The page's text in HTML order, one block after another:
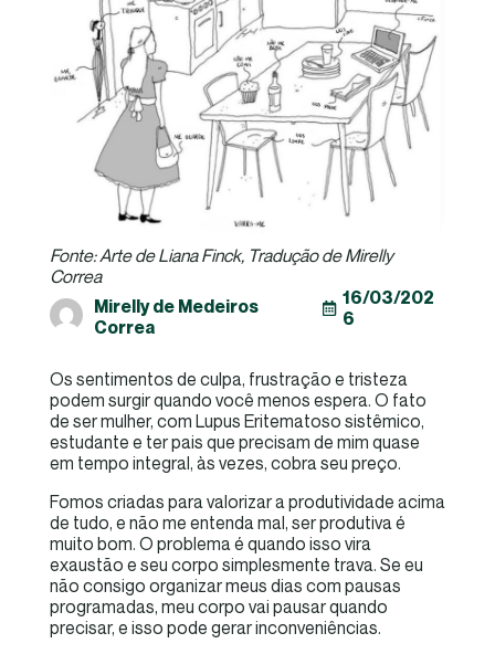
Fonte: Arte de Liana Finck, Tradução de Mirelly
Correa
Mirelly de Medeiros
Correa
16/03/202
6
Os sentimentos de culpa, frustração e tristeza
podem surgir quando você menos espera. O fato
de ser mulher, com Lupus Eritematoso sistêmico,
estudante e ter pais que precisam de mim quase
em tempo integral, às vezes, cobra seu preço.
Fomos criadas para valorizar a produtividade acima
de tudo, e não me entenda mal, ser produtiva é
muito bom. O problema é quando isso vira
exaustão e seu corpo simplesmente trava. Se eu
não consigo organizar meus dias com pausas
programadas, meu corpo vai pausar quando
precisar, e isso pode gerar inconveniências.